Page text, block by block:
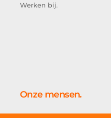
Werken bij.
Onze mensen.